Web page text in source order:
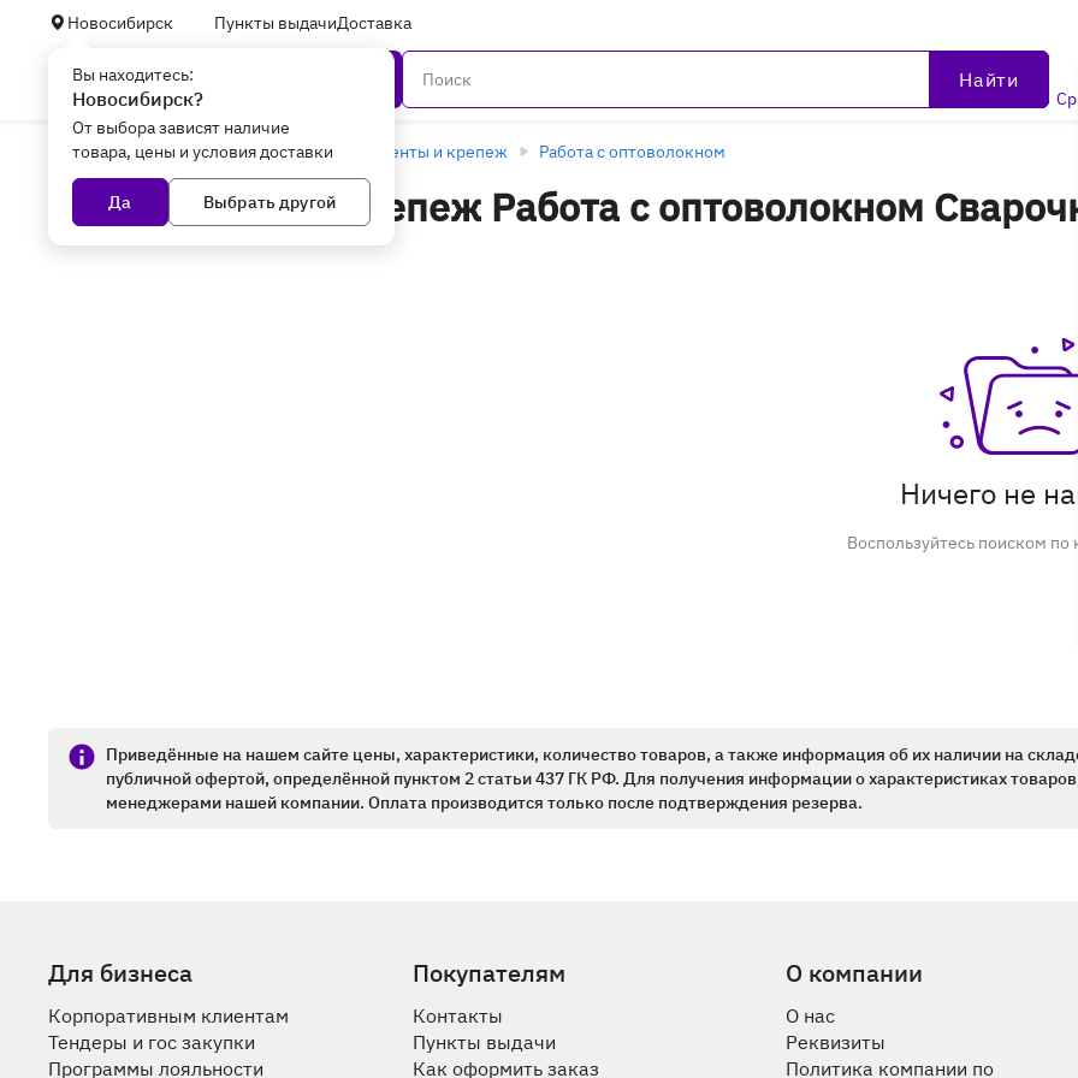
Новосибирск Пункты выдачиДоставка
Вы находитесь:
Новосибирск?
От выбора зависят наличие
товара, цены и условия доставки
Да Выбрать другой
Найти
Главная Уцененные товары Инструменты и крепеж Работа с оптоволокном
Инструменты и крепеж Работа с оптоволокном
оптоволокна в Новосибирске - уцененные товары
Ничего не
Воспользуйтесь поиском по
Приведённые на нашем сайте цены, характеристики, количество товаров, а также информация об их наличии на
публичной офертой, определённой пунктом 2 статьи 437 ГК РФ. Для получения информации о характеристиках
менеджерами нашей компании. Оплата производится только после подтверждения резерва.
Для бизнеса
Корпоративным клиентам
Тендеры и гос закупки
Программы лояльности
Покупателям
Контакты
Пункты выдачи
Как оформить заказ
О компании
О нас
Реквизиты
Политика компании по